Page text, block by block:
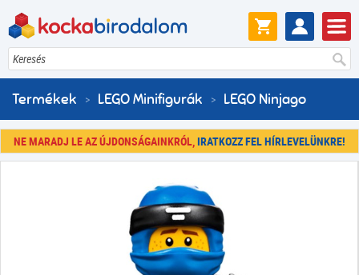
Keresés
Termékek LEGO Minifigurák LEGO Ninjago
NE MARADJ LE AZ ÚJDONSÁGAINKRÓL, IRATKOZZ FEL HÍRLEVELÜNKRE!